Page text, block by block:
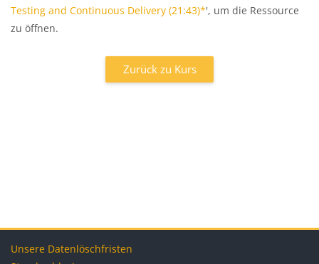
Testing and Continuous Delivery (21:43)*', um die Ressource
zu öffnen.
Zurück zu Kurs
Blöcke
Blöcke
Blöcke
Blöcke
Unsere Datenlöschfristen